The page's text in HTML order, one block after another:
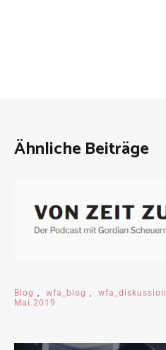
Ähnliche Beiträge
Blog , wfa_blog , wfa_diskussion
Mai 2019